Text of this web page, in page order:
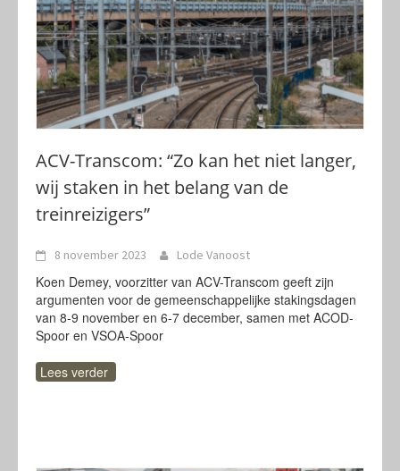
ACV-Transcom: “Zo kan het niet langer,
wij staken in het belang van de
treinreizigers”
8 november 2023 Lode Vanoost
Koen Demey, voorzitter van ACV-Transcom geeft zijn
argumenten voor de gemeenschappelijke stakingsdagen
van 8-9 november en 6-7 december, samen met ACOD-
Spoor en VSOA-Spoor
Lees verder